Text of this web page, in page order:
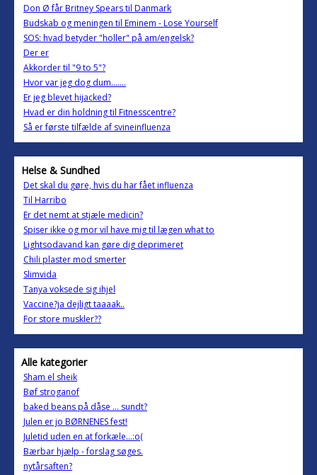
Don Ø får Britney Spears til Danmark
Budskab og meningen til Eminem - Lose Yourself
SOS: hvad betyder "holler" på am/engelsk?
Der er
Akkorder til "9 to 5"?
Hvor var jeg dog dum.......
Er jeg blevet hijacked?
Hvad er din holdning til Fitnesscentre?
Så er første tilfælde af svineinfluenza
Helse & Sundhed
Det skal du gøre, hvis du har fået influenza
Til Harribo
Er det nemt at stjæle medicin?
Spiser ikke og mor vil have mig til lægen what to
Lightsodavand kan gøre dig deprimeret
Chili plaster mod smerter
Slimvida
Tanya voksede sig ihjel
Vaccine?ja dejligt taaaak..
For store muskler??
Alle kategorier
Sham el sheik
Bøf stroganof
baked beans på dåse ... sundt?
Julen er jo BØRNENES fest!
Juletid uden en at forkæle...:o(
Bærbar hjælp - forslag søges.
nytårsaften?